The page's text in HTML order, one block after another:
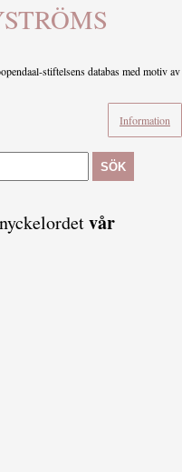
stiftelsens databas med motiv av
Information
SÖK
vår